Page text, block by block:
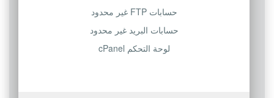
حسابات FTP غير محدود
حسابات البريد غير محدود
لوحة التحكم cPanel